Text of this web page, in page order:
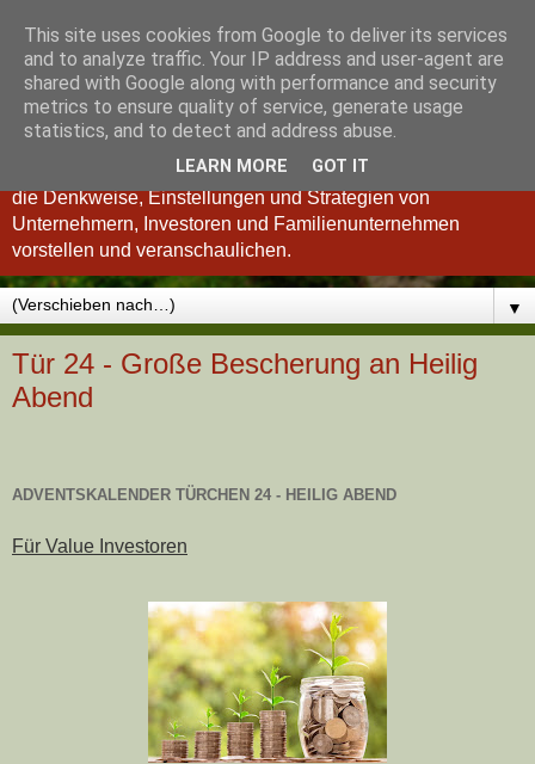
Königsinvestor
"Wer verstanden hat, was einen guten Investor ausmacht, ist
auch ein besserer Unternehmer und umgekehrt." so Charlie
Munger. Deshalb möchten wir Ihnen im Königsinvestor-Blog
die Denkweise, Einstellungen und Strategien von
Unternehmern, Investoren und Familienunternehmen
vorstellen und veranschaulichen.
▼
Tür 24 - Große Bescherung an Heilig
Abend
ADVENTSKALENDER TÜRCHEN 24 - HEILIG ABEND
Für Value Investoren
This site uses cookies from Google to deliver its services
and to analyze traffic. Your IP address and user-agent are
shared with Google along with performance and security
metrics to ensure quality of service, generate usage
statistics, and to detect and address abuse.
LEARN MORE GOT IT